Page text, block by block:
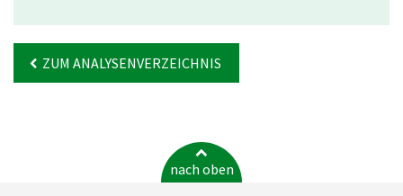
ZUM ANALYSENVERZEICHNIS
nach oben